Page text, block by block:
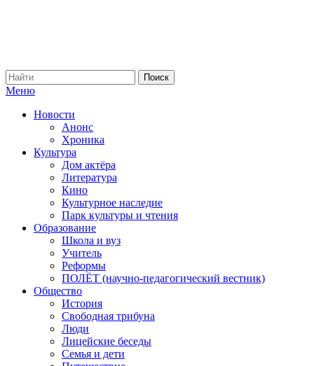
Меню
Новости
Анонс
Хроника
Культура
Дом актёра
Литература
Кино
Культурное наследие
Парк культуры и чтения
Образование
Школа и вуз
Учитель
Реформы
ПОЛЁТ (научно-педагогический вестник)
Общество
История
Свободная трибуна
Люди
Лицейские беседы
Семья и дети